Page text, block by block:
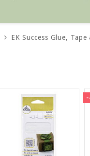
EK Success Glue,